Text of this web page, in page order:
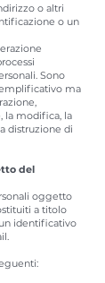
o altri
o un
Sono
ma
la modifica, la
distruzione di
del
oggetto
a titolo
identificativo